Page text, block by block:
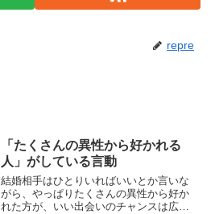
repre
「たくさんの異性から好かれる
人」がしている言動
結婚相手はひとりいればいいとか言いな
がら、やっぱりたくさんの異性から好か
れた方が、いい出会いのチャンスは広が